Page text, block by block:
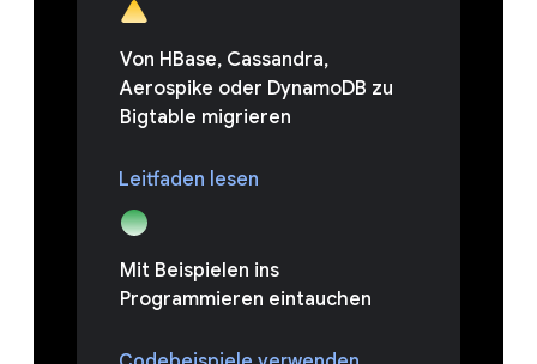
Von HBase, Cassandra,
Aerospike oder DynamoDB zu
Bigtable migrieren
Leitfaden lesen
Mit Beispielen ins
Programmieren eintauchen